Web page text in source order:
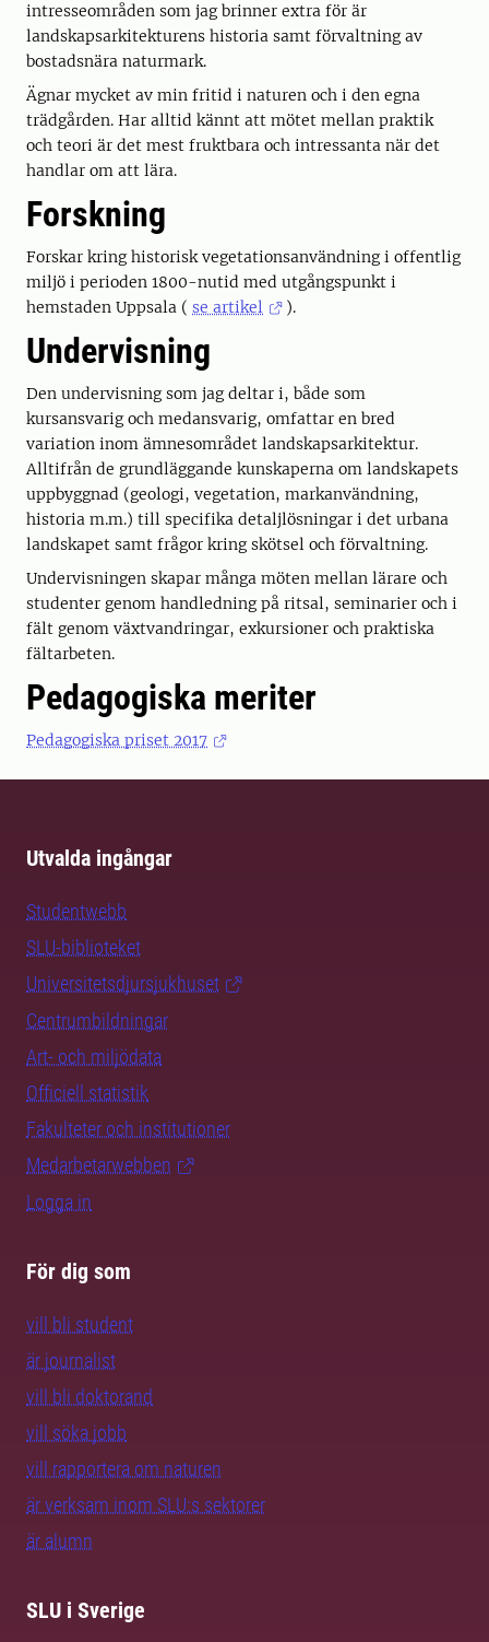
intresseområden som jag brinner extra för är
landskapsarkitekturens historia samt förvaltning av
bostadsnära naturmark.
Ägnar mycket av min fritid i naturen och i den egna
trädgården. Har alltid kännt att mötet mellan praktik
och teori är det mest fruktbara och intressanta när det
handlar om att lära.
Forskning
Forskar kring historisk vegetationsanvändning i offentlig
miljö i perioden 1800-nutid med utgångspunkt i
hemstaden Uppsala ( se artikel ).
Undervisning
Den undervisning som jag deltar i, både som
kursansvarig och medansvarig, omfattar en bred
variation inom ämnesområdet landskapsarkitektur.
Alltifrån de grundläggande kunskaperna om landskapets
uppbyggnad (geologi, vegetation, markanvändning,
historia m.m.) till specifika detaljlösningar i det urbana
landskapet samt frågor kring skötsel och förvaltning.
Undervisningen skapar många möten mellan lärare och
studenter genom handledning på ritsal, seminarier och i
fält genom växtvandringar, exkursioner och praktiska
fältarbeten.
Pedagogiska meriter
Pedagogiska priset 2017
Utvalda ingångar
Studentwebb
SLU-biblioteket
Universitetsdjursjukhuset
Centrumbildningar
Art- och miljödata
Officiell statistik
Fakulteter och institutioner
Medarbetarwebben
Logga in
För dig som
vill bli student
är journalist
vill bli doktorand
vill söka jobb
vill rapportera om naturen
är verksam inom SLU:s sektorer
är alumn
SLU i Sverige